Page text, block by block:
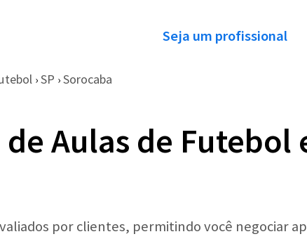
Seja um profissional
› SP › Sorocaba
Aulas de Futebol
por clientes, permitindo você negociar